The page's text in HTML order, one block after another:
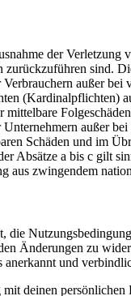
der Verletzung
zurückzuführen sind.
außer bei
(Kardinalpflichten)
außer
Schäden und im
Absätze a bis c gilt
aus zwingendem
die
Änderungen zu
und
deinen